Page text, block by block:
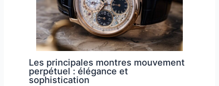
Les principales montres mouvement
perpétuel : élégance et
sophistication